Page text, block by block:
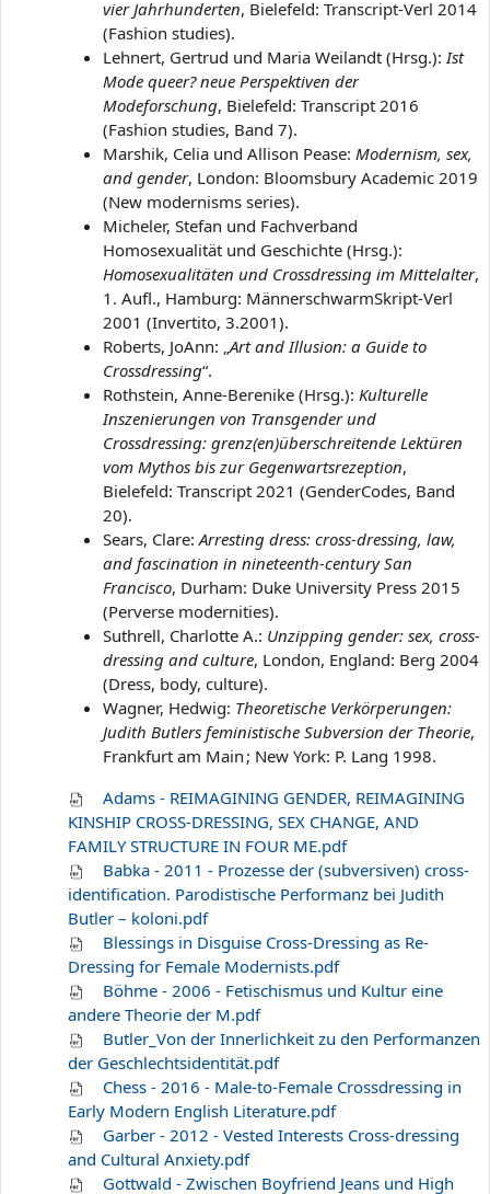
vier Jahrhunderten, Bielefeld: Transcript-Verl 2014
(Fashion studies).
Lehnert, Gertrud und Maria Weilandt (Hrsg.): Ist
Mode queer? neue Perspektiven der
Modeforschung, Bielefeld: Transcript 2016
(Fashion studies, Band 7).
Marshik, Celia und Allison Pease: Modernism, sex,
and gender, London: Bloomsbury Academic 2019
(New modernisms series).
Micheler, Stefan und Fachverband
Homosexualität und Geschichte (Hrsg.):
Homosexualitäten und Crossdressing im Mittelalter,
1. Aufl., Hamburg: MännerschwarmSkript-Verl
2001 (Invertito, 3.2001).
Roberts, JoAnn: „ Art and Illusion: a Guide to
Crossdressing“.
Rothstein, Anne-Berenike (Hrsg.): Kulturelle
Inszenierungen von Transgender und
Crossdressing: grenz(en)überschreitende Lektüren
vom Mythos bis zur Gegenwartsrezeption,
Bielefeld: Transcript 2021 (GenderCodes, Band
20).
Sears, Clare: Arresting dress: cross-dressing, law,
and fascination in nineteenth-century San
Francisco, Durham: Duke University Press 2015
(Perverse modernities).
Suthrell, Charlotte A.: Unzipping gender: sex, cross-
dressing and culture, London, England: Berg 2004
(Dress, body, culture).
Wagner, Hedwig: Theoretische Verkörperungen:
Judith Butlers feministische Subversion der Theorie,
Frankfurt am Main ; New York: P. Lang 1998.
Adams - REIMAGINING GENDER, REIMAGINING
KINSHIP CROSS-DRESSING, SEX CHANGE, AND
FAMILY STRUCTURE IN FOUR ME.pdf
Babka - 2011 - Prozesse der (subversiven) cross-
identification. Parodistische Performanz bei Judith
Butler – koloni.pdf
Blessings in Disguise Cross-Dressing as Re-
Dressing for Female Modernists.pdf
Böhme - 2006 - Fetischismus und Kultur eine
andere Theorie der M.pdf
Butler_Von der Innerlichkeit zu den Performanzen
der Geschlechtsidentität.pdf
Chess - 2016 - Male-to-Female Crossdressing in
Early Modern English Literature.pdf
Garber - 2012 - Vested Interests Cross-dressing
and Cultural Anxiety.pdf
Gottwald - Zwischen Boyfriend Jeans und High